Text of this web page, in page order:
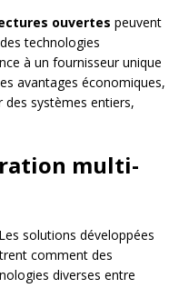
ouvertes peuvent
technologies
à un fournisseur unique
avantages économiques,
des systèmes entiers,
multi-
solutions développées
comment des
diverses entre